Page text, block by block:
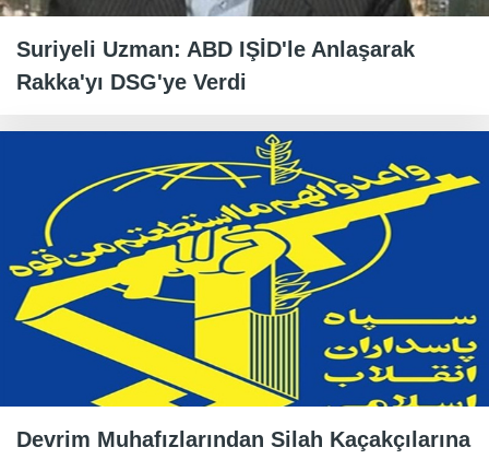
Suriyeli Uzman: ABD IŞİD'le Anlaşarak
Rakka'yı DSG'ye Verdi
Devrim Muhafızlarından Silah Kaçakçılarına